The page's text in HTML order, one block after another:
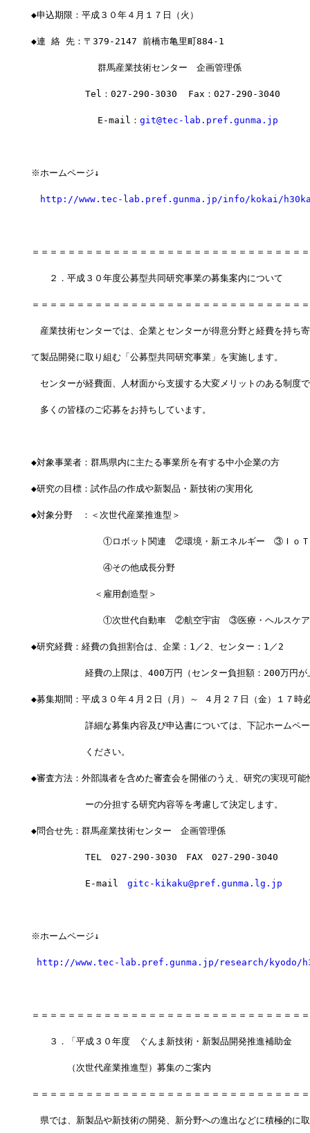
◆申込期限：平成３０年４月１７日（火）
◆連 絡 先：〒379-2147 前橋市亀里町884-1
            群馬産業技術センター　企画管理係
Tel：027-290-3030  Fax：027-290-3040
            E-mail：
git@tec-lab.pref.gunma.jp
※ホームページ↓
http://www.tec-lab.pref.gunma.jp/info/kokai/
＝＝＝＝＝＝＝＝＝＝＝＝＝＝＝＝＝＝＝＝＝＝＝＝＝＝＝＝＝＝
２．平成３０年度公募型共同研究事業の募集案内について
＝＝＝＝＝＝＝＝＝＝＝＝＝＝＝＝＝＝＝＝＝＝＝＝＝＝＝＝＝＝
産業技術センターでは、企業とセンターが得意分野と経費を持ち
て製品開発に取り組む「公募型共同研究事業」を実施します。
センターが経費面、人材面から支援する大変メリットのある制度
多くの皆様のご応募をお持ちしています。
◆対象事業者：群馬県内に主たる事業所を有する中小企業の方
◆研究の目標：試作品の作成や新製品・新技術の実用化
◆対象分野　：＜次世代産業推進型＞
①ロボット関連　②環境・新エネルギー　③ＩｏＴ／
④その他成長分野
＜雇用創造型＞
①次世代自動車　②航空宇宙　③医療・ヘルスケア
◆研究経費：経費の負担割合は、企業：1／2、センター：1／2
経費の上限は、400万円（センター負担額：200万円が
◆募集期間：平成３０年４月２日（月）～ ４月２７日（金）１７時
詳細な募集内容及び申込書については、下記ホームペー
ください。
◆審査方法：外部識者を含めた審査会を開催のうえ、研究の実現可能
ーの分担する研究内容等を考慮して決定します。
◆問合せ先：群馬産業技術センター　企画管理係
TEL　027-290-3030　FAX　027-290-3040
E-mail gitc-kikaku@pref.gunma.lg.jp
※ホームページ↓
http://www.tec-lab.pref.gunma.jp/research/kyodo/
＝＝＝＝＝＝＝＝＝＝＝＝＝＝＝＝＝＝＝＝＝＝＝＝＝＝＝＝＝＝
３．「平成３０年度　ぐんま新技術・新製品開発推進補助金
（次世代産業推進型）募集のご案内
＝＝＝＝＝＝＝＝＝＝＝＝＝＝＝＝＝＝＝＝＝＝＝＝＝＝＝＝＝＝
県では、新製品や新技術の開発、新分野への進出などに積極的に